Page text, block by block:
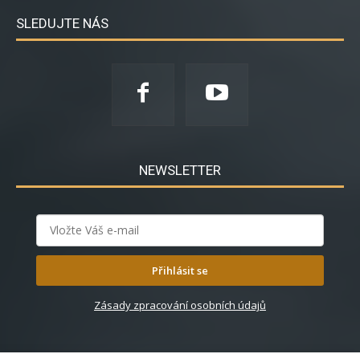
SLEDUJTE NÁS
NEWSLETTER
Přihlásit se
Zásady zpracování osobních údajů